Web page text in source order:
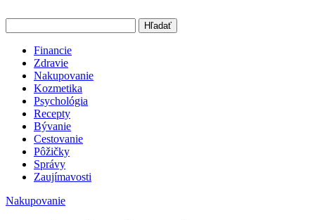
Hľadať
Financie
Zdravie
Nakupovanie
Kozmetika
Psychológia
Recepty
Bývanie
Cestovanie
Pôžičky
Správy
Zaujímavosti
Nakupovanie